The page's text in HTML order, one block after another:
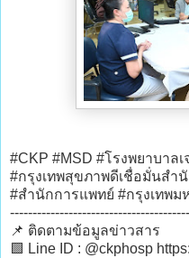
#CKP #MSD #โรงพยาบาล
#กรุงเทพสุขภาพดีเชื่อมั่นสำ
#สำนักการแพทย์ #กรุงเทพ
📌 ติดตามข้อมูลข่าวสาร
🟩 Line ID : @ckphosp